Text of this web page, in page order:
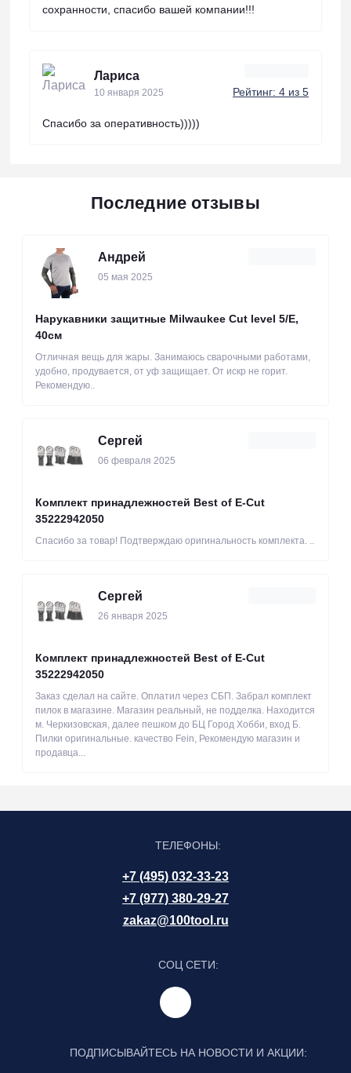
сохранности, спасибо вашей компании!!!
Лариса
10 января 2025 Рейтинг: 4 из 5
Спасибо за оперативность)))))
Последние отзывы
Андрей
05 мая 2025
Нарукавники защитные Milwaukee Cut level 5/Е,
40см
Отличная вещь для жары. Занимаюсь сварочными работами,
удобно, продувается, от уф защищает. От искр не горит.
Рекомендую..
Сергей
06 февраля 2025
Комплект принадлежностей Best of E-Cut
35222942050
Спасибо за товар! Подтверждаю оригинальность комплекта. ..
Сергей
26 января 2025
Комплект принадлежностей Best of E-Cut
35222942050
Заказ сделал на сайте. Оплатил через СБП. Забрал комплект
пилок в магазине. Магазин реальный, не подделка. Находится
м. Черкизовская, далее пешком до БЦ Город Хобби, вход Б.
Пилки оригинальные. качество Fein, Рекомендую магазин и
продавца...
ТЕЛЕФОНЫ:
+7 (495) 032-33-23
+7 (977) 380-29-27
zakaz@100tool.ru
СОЦ СЕТИ:
ПОДПИСЫВАЙТЕСЬ НА НОВОСТИ И АКЦИИ: